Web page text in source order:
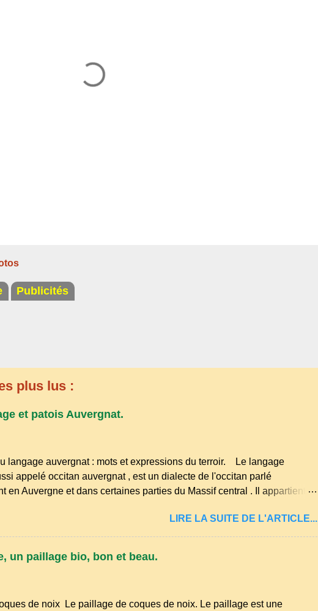
Publicités
plus lus :
et patois Auvergnat.
langage auvergnat : mots et expressions du terroir. Le langage
appelé occitan auvergnat , est un dialecte de l'occitan parlé
en Auvergne et dans certaines parties du Massif central . Il appartient à
de locuteurs ait diminué au fil des décennies, il reste une langue
et en traditions. Par exemple, on trouve des mots typiques
de la langue d’ Auvergne particulièrement du Puy-de-Dôme . A
LIRE LA SUITE DE L'ARTICLE...
un paillage bio, bon et beau.
de noix Le paillage de coques de noix. Le paillage est une